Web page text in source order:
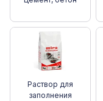
Раствор для
заполнения